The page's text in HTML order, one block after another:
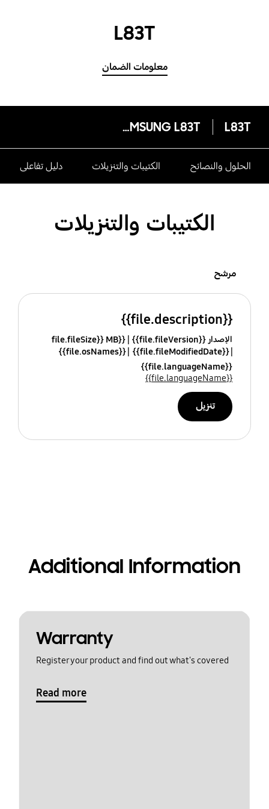
L83T
معلومات الضمان
L83T
SAMSUNG L83T
الحلول والنصائح الكتيبات والتنزيلات دليل تفاعلى
الكتيبات والتنزيلات
مرشح
{{file.description}}
الإصدار {{file.fileVersion}}
{{file.fileSize}} MB
{{file.fileModifiedDate}}
{{file.osNames}}
{{file.languageName}}
{{file.languageName}}
تنزيل
Additional Information
Warranty
Register your product and find out what's covered
Read more